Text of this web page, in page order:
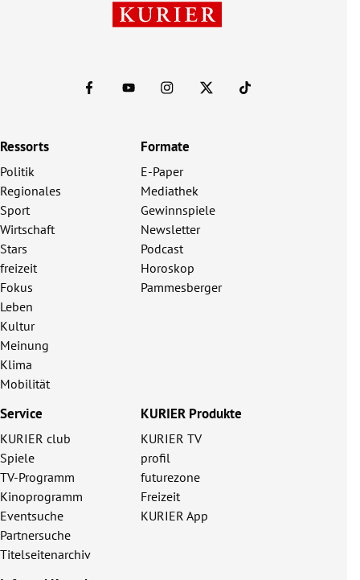
Ressorts
Politik
Regionales
Sport
Wirtschaft
Stars
freizeit
Fokus
Leben
Kultur
Meinung
Klima
Mobilität
Formate
E-Paper
Mediathek
Gewinnspiele
Newsletter
Podcast
Horoskop
Pammesberger
Service
KURIER club
Spiele
TV-Programm
Kinoprogramm
Eventsuche
Partnersuche
Titelseitenarchiv
KURIER Produkte
KURIER TV
profil
futurezone
Freizeit
KURIER App